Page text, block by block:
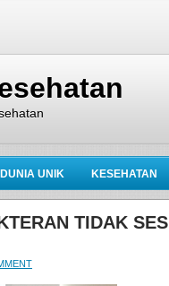
DUNIA UNIK KESEHATAN
TIDAK